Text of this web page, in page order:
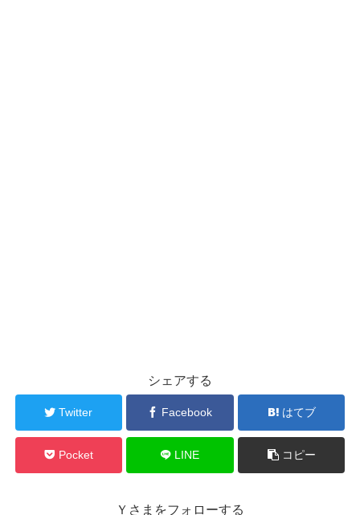
シェアする
Twitter Facebook はてブ
Pocket LINE コピー
Ｙさまをフォローする